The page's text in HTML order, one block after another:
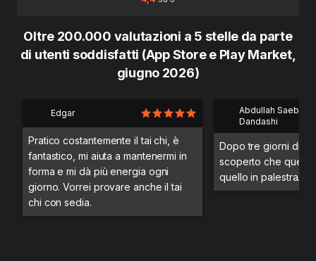
Oltre 200.000 valutazioni a 5 stelle da parte
di utenti soddisfatti (App Store e Play Market,
giugno 2026)
Edgar
Pratico costantemente il tai chi, è
fantastico, mi aiuta a mantenermi in
forma e mi dà più energia ogni
giorno. Vorrei provare anche il tai
chi con sedia.
Abdullah Saeb Al
Dandashi
Dopo tre giorni di
scoperto che
quello in palestra.